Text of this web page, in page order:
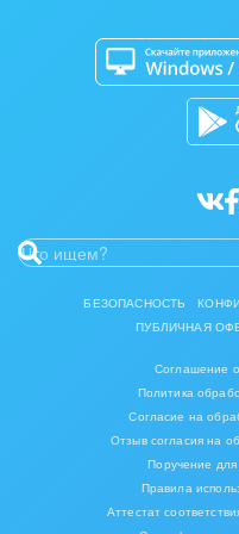
Мода, одежда,
Нефть, газ
Оборудование,
Ритуальные услуги
Рынки и торговля
Финансы,
Химия и нефтехимия
Электроэнергетика
Кибербезопасность
Битрикс24 Маркет
Разработчикам приложений
БЕЗОПАСНОСТЬ
ПУБЛИЧНАЯ
Соглашение
Политика
Согласие на
Отзыв согласия на
Поручение для
Правила
Аттестат